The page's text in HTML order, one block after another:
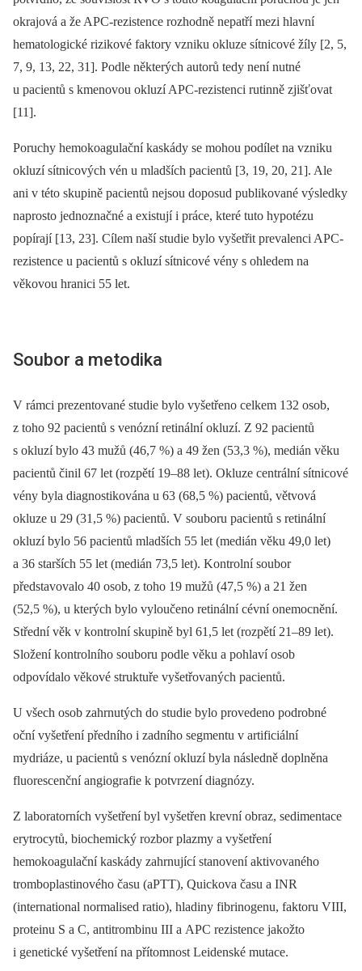
okrajová a že APC-rezistence rozhodně nepatří mezi hlavní
hematologické rizikové faktory vzniku okluze sítnicové žíly [2, 5,
7, 9, 13, 22, 31]. Podle některých autorů tedy není nutné
u pacientů s kmenovou okluzí APC-rezistenci rutinně zjišťovat
[11].
Poruchy hemokoagulační kaskády se mohou podílet na vzniku
okluzí sítnicových vén u mladších pacientů [3, 19, 20, 21]. Ale
ani v této skupině pacientů nejsou doposud publikované výsledky
naprosto jednoznačné a existují i práce, které tuto hypotézu
popírají [13, 23]. Cílem naší studie bylo vyšetřit prevalenci APC-
rezistence u pacientů s okluzí sítnicové vény s ohledem na
věkovou hranici 55 let.
Soubor a metodika
V rámci prezentované studie bylo vyšetřeno celkem 132 osob,
z toho 92 pacientů s venózní retinální okluzí. Z 92 pacientů
s okluzí bylo 43 mužů (46,7 %) a 49 žen (53,3 %), medián věku
pacientů činil 67 let (rozpětí 19–88 let). Okluze centrální sítnicové
vény byla diagnostikována u 63 (68,5 %) pacientů, větvová
okluze u 29 (31,5 %) pacientů. V souboru pacientů s retinální
okluzí bylo 56 pacientů mladších 55 let (medián věku 49,0 let)
a 36 starších 55 let (medián 73,5 let). Kontrolní soubor
představovalo 40 osob, z toho 19 mužů (47,5 %) a 21 žen
(52,5 %), u kterých bylo vyloučeno retinální cévní onemocnění.
Střední věk v kontrolní skupině byl 61,5 let (rozpětí 21–89 let).
Složení kontrolního souboru podle věku a pohlaví osob
odpovídalo věkové struktuře vyšetřovaných pacientů.
U všech osob zahrnutých do studie bylo provedeno podrobné
oční vyšetření předního i zadního segmentu v artificiální
mydriáze, u pacientů s venózní okluzí byla následně doplněna
fluorescenční angiografie k potvrzení diagnózy.
Z laboratorních vyšetření byl vyšetřen krevní obraz, sedimentace
erytrocytů, biochemický rozbor plazmy a vyšetření
hemokoagulační kaskády zahrnující stanovení aktivovaného
tromboplastinového času (aPTT), Quickova času a INR
(international normalised ratio), hladiny fibrinogenu, faktoru VIII,
proteinu S a C, antitrombinu III a APC rezistence jakožto
i genetické vyšetření na přítomnost Leidenské mutace.